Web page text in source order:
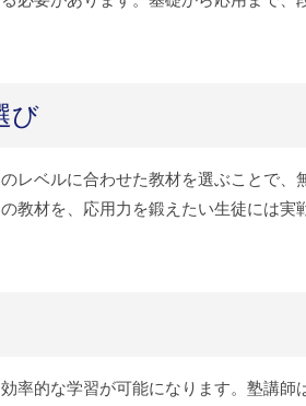
び
レベルに合わせた教材を選ぶことで、
教材を、応用力を鍛えたい生徒には実
率的な学習が可能になります。塾講師